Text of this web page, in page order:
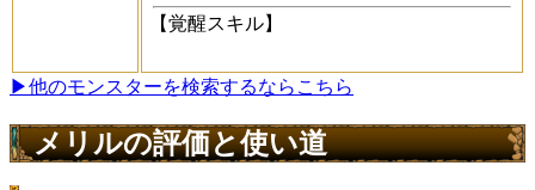
【覚醒スキル】
▶他のモンスターを検索するならこちら
メリルの評価と使い道